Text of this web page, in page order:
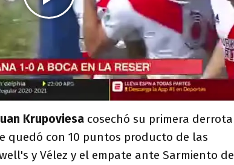
Krupoviesa cosechó su primera derrota
quedó con 10 puntos producto de las
y Vélez y el empate ante Sarmiento de